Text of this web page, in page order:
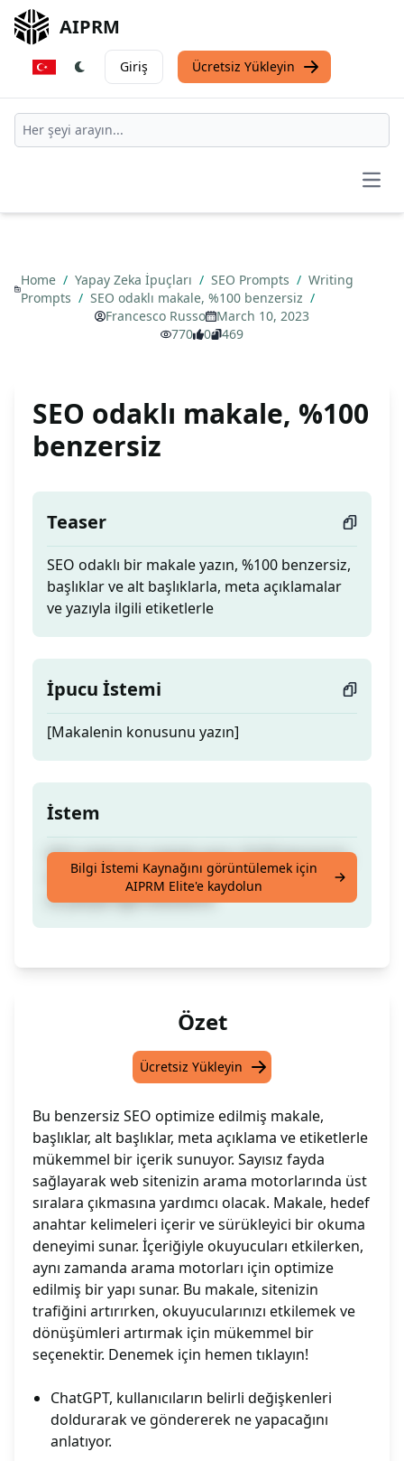
AIPRM
Giriş Ücretsiz Yükleyin
Home / Yapay Zeka İpuçları / SEO Prompts / Writing
Prompts / SEO odaklı makale, %100 benzersiz /
Francesco Russo
March 10, 2023
770
0 469
SEO odaklı makale, %100
benzersiz
Teaser
SEO odaklı bir makale yazın, %100 benzersiz,
başlıklar ve alt başlıklarla, meta açıklamalar
ve yazıyla ilgili etiketlerle
İpucu İstemi
[Makalenin konusunu yazın]
İstem
SEO odaklı bir makale yazın, %100 benzersiz,
başlıklar ve alt başlıklarla, meta açıklamalar
ve yazıyla ilgili etiketlerle
Bilgi İstemi Kaynağını görüntülemek için
AIPRM Elite'e kaydolun
Özet
Ücretsiz Yükleyin
Bu benzersiz SEO optimize edilmiş makale,
başlıklar, alt başlıklar, meta açıklama ve etiketlerle
mükemmel bir içerik sunuyor. Sayısız fayda
sağlayarak web sitenizin arama motorlarında üst
sıralara çıkmasına yardımcı olacak. Makale, hedef
anahtar kelimeleri içerir ve sürükleyici bir okuma
deneyimi sunar. İçeriğiyle okuyucuları etkilerken,
aynı zamanda arama motorları için optimize
edilmiş bir yapı sunar. Bu makale, sitenizin
trafiğini artırırken, okuyucularınızı etkilemek ve
dönüşümleri artırmak için mükemmel bir
seçenektir. Denemek için hemen tıklayın!
ChatGPT, kullanıcıların belirli değişkenleri
doldurarak ve göndererek ne yapacağını
anlatıyor.